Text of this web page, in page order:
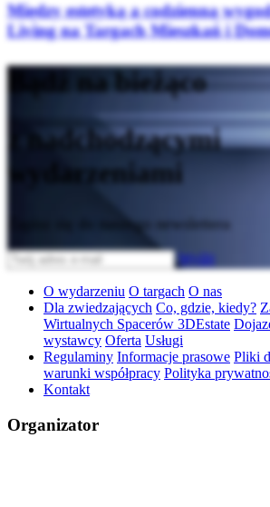
Między estetyką a codzienną
Living na Targach Mieszkań i
Bądź na bieżąco
z nadchodzącymi
wydarzeniami
Zapisz się do naszego newslettera
Wyślij
O wydarzeniu O targach O nas
Dla zwiedzających Co, gdzie, kiedy?
Wirtualnych Spacerów 3DEstate
wystawcy Oferta Usługi
Regulaminy Informacje prasowe Pliki
warunki współpracy Polityka
Kontakt
Organizator